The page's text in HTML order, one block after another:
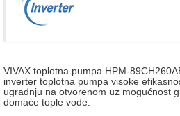
VIVAX toplotna pumpa HPM-
inverter toplotna pumpa visoke
ugradnju na otvorenom uz mogućnost
domaće tople vode.